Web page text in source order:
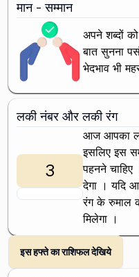
मान - सम्मान
अपने शब्दों
बात सुनना
भेदभाव भी
लकी नंबर और लकी रंग
3
आज आपका
इसलिए इस
पहनने
देगा । यदि
रंग के रुमाल
मिलेगा ।
इस हफ्ते का राशिफल देखिये